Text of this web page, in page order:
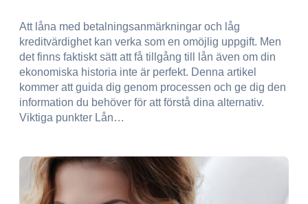
Att låna med betalningsanmärkningar och låg
kreditvärdighet kan verka som en omöjlig uppgift. Men
det finns faktiskt sätt att få tillgång till lån även om din
ekonomiska historia inte är perfekt. Denna artikel
kommer att guida dig genom processen och ge dig den
information du behöver för att förstå dina alternativ.
Viktiga punkter Lån…